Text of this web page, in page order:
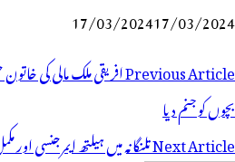
17/03/202417/03/2024
پوسٹوں
کی
نیویگیشن
Previous Article
بچوں کو جنم دیا
Next Articleتلنگانہ میں ہیلتھ ایمرجنسی